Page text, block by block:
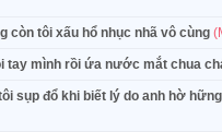
còn tôi xấu hổ nhục nhã vô cùng
tay mình rồi ứa nước mắt chua
sụp đổ khi biết lý do anh hờ